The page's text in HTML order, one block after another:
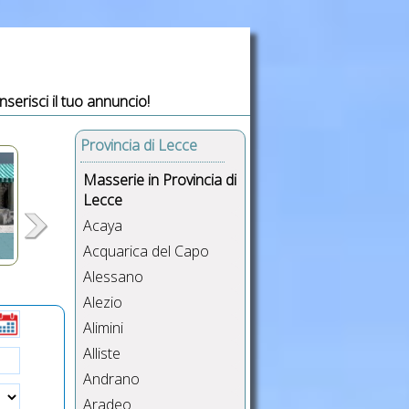
il tuo annuncio!
Provincia di Lecce
Masserie in Provincia di
Lecce
Acaya
Acquarica del Capo
Alessano
Alezio
Alimini
Alliste
Andrano
Aradeo